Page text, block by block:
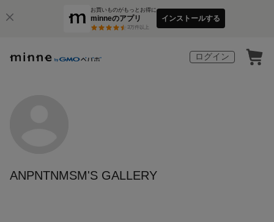
お買いものがもっとお得に
minneのアプリ
3万件以上
インストールする
ログイン
ANPNTNMSM'S GALLERY